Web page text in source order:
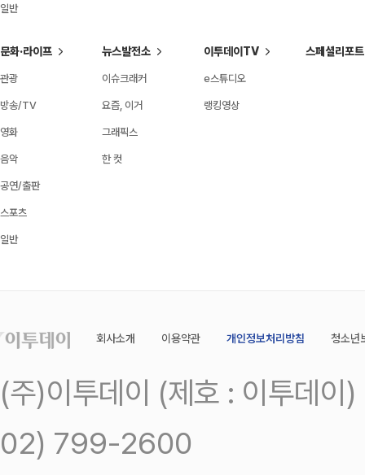
일반
문화·라이프
관광
방송/TV
영화
음악
공연/출판
스포츠
일반
뉴스발전소
이슈크래커
요즘, 이거
그래픽스
한 컷
이투데이TV
e스튜디오
랭킹영상
스페셜리포트
회사소개 이용약관 개인정보처리방침 청소년
(주)이투데이 (제호 : 이투데
02) 799-2600